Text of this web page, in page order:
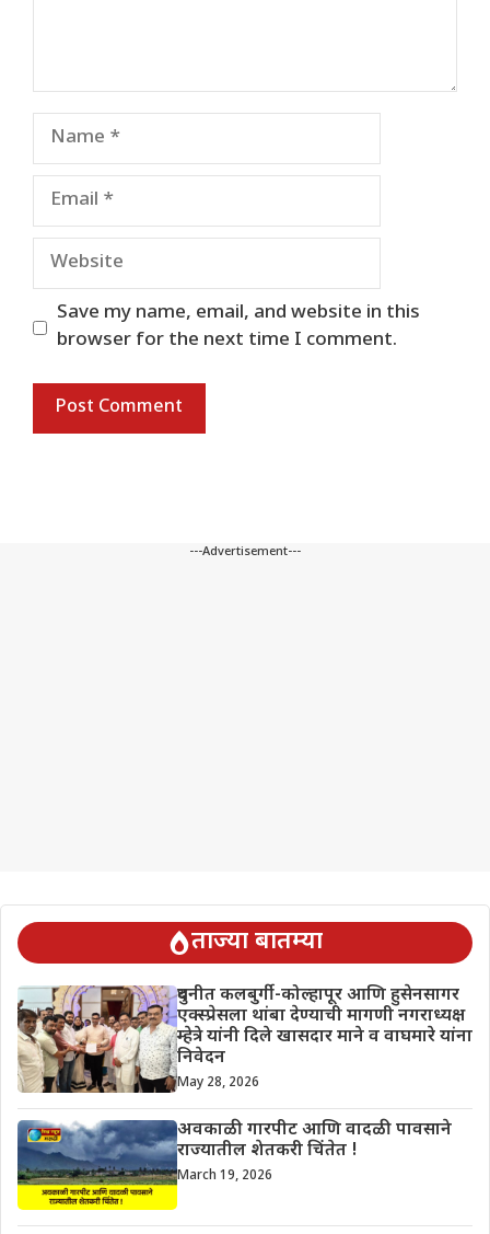
Name
Email
Website
Save my name, email, and website in this
browser for the next time I comment.
---Advertisement---
ताज्या बातम्या
दुधनीत कलबुर्गी-कोल्हापूर आणि हुसेनसागर
एक्स्प्रेसला थांबा देण्याची मागणी नगराध्यक्ष
म्हेत्रे यांनी दिले खासदार माने व वाघमारे यांना
निवेदन
May 28, 2026
अवकाळी गारपीट आणि वादळी पावसाने
राज्यातील शेतकरी चिंतेत !
March 19, 2026